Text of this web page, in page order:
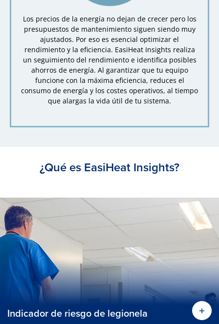
Los precios de la energía no dejan de crecer pero los
presupuestos de mantenimiento siguen siendo muy
ajustados. Por eso es esencial optimizar el
rendimiento y la eficiencia. EasiHeat Insights realiza
un seguimiento del rendimiento e identifica posibles
ahorros de energía. Al garantizar que tu equipo
funcione con la máxima eficiencia, reduces el
consumo de energía y los costes operativos, al tiempo
que alargas la vida útil de tu sistema.
¿Qué es EasiHeat Insights?
Indicador de riesgo de legionela